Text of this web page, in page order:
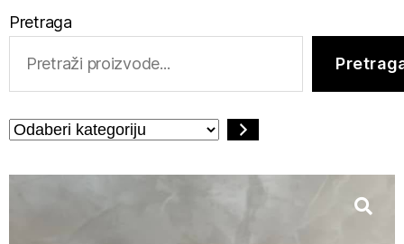
Pretraga